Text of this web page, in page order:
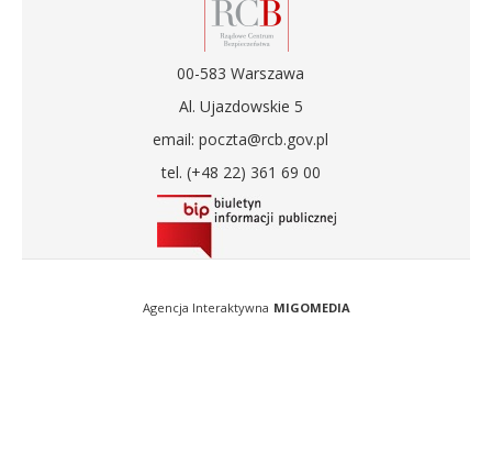
00-583 Warszawa
Al. Ujazdowskie 5
email: poczta@rcb.gov.pl
tel. (+48 22) 361 69 00
Agencja Interaktywna MIGOMEDIA